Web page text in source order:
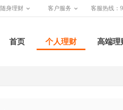
随身理财 客户服务 客服热线：
首页 个人理财 高端理